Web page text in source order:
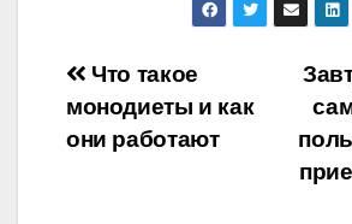
Навигация
по
Что такое
монодиеты и как
они работают